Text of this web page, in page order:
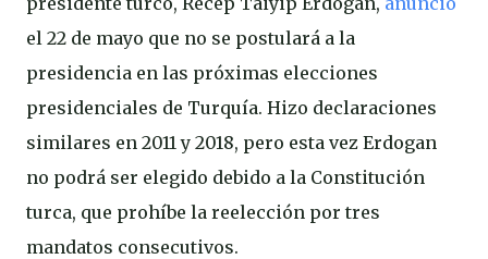
el 22 de mayo que no se postulará a la
presidencia en las próximas elecciones
presidenciales de Turquía. Hizo declaraciones
similares en 2011 y 2018, pero esta vez Erdogan
no podrá ser elegido debido a la Constitución
turca, que prohíbe la reelección por tres
mandatos consecutivos.